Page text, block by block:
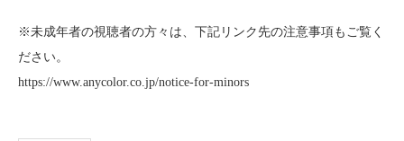
※未成年者の視聴者の方々は、下記リンク先の注意事項もご覧く
ださい。
https://www.anycolor.co.jp/notice-for-minors